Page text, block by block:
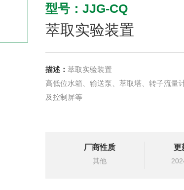
型号：JJG-CQ
萃取实验装置
描述： 萃取实验装置
高低位水箱、输送泵、萃取塔、转子流量
及控制屏等
厂商性质
其他
更